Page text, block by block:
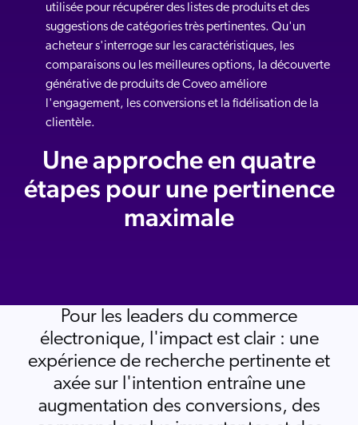
utilisée pour récupérer des listes de produits et des
suggestions de catégories très pertinentes. Qu'un
acheteur s'interroge sur les caractéristiques, les
comparaisons ou les meilleures options, la découverte
générative de produits de Coveo améliore
l'engagement, les conversions et la fidélisation de la
clientèle.
Une approche en quatre
étapes pour une pertinence
maximale
Pour les leaders du commerce
électronique, l'impact est clair : une
expérience de recherche pertinente et
axée sur l'intention entraîne une
augmentation des conversions, des